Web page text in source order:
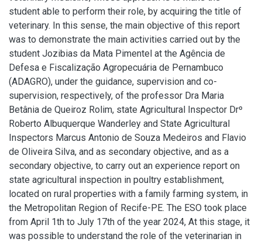
student able to perform their role, by acquiring the title of
veterinary. In this sense, the main objective of this report
was to demonstrate the main activities carried out by the
student Jozibias da Mata Pimentel at the Agência de
Defesa e Fiscalização Agropecuária de Pernambuco
(ADAGRO), under the guidance, supervision and co-
supervision, respectively, of the professor Dra Maria
Betânia de Queiroz Rolim, state Agricultural Inspector Drº
Roberto Albuquerque Wanderley and State Agricultural
Inspectors Marcus Antonio de Souza Medeiros and Flavio
de Oliveira Silva, and as secondary objective, and as a
secondary objective, to carry out an experience report on
state agricultural inspection in poultry establishment,
located on rural properties with a family farming system, in
the Metropolitan Region of Recife-PE. The ESO took place
from April 1th to July 17th of the year 2024, At this stage, it
was possible to understand the role of the veterinarian in